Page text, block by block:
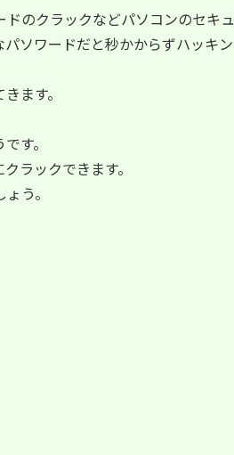
のクラックなどパソコンのセキュ
ソワードだと秒かからずハッキン
ます。
す。
ラックできます。
う。